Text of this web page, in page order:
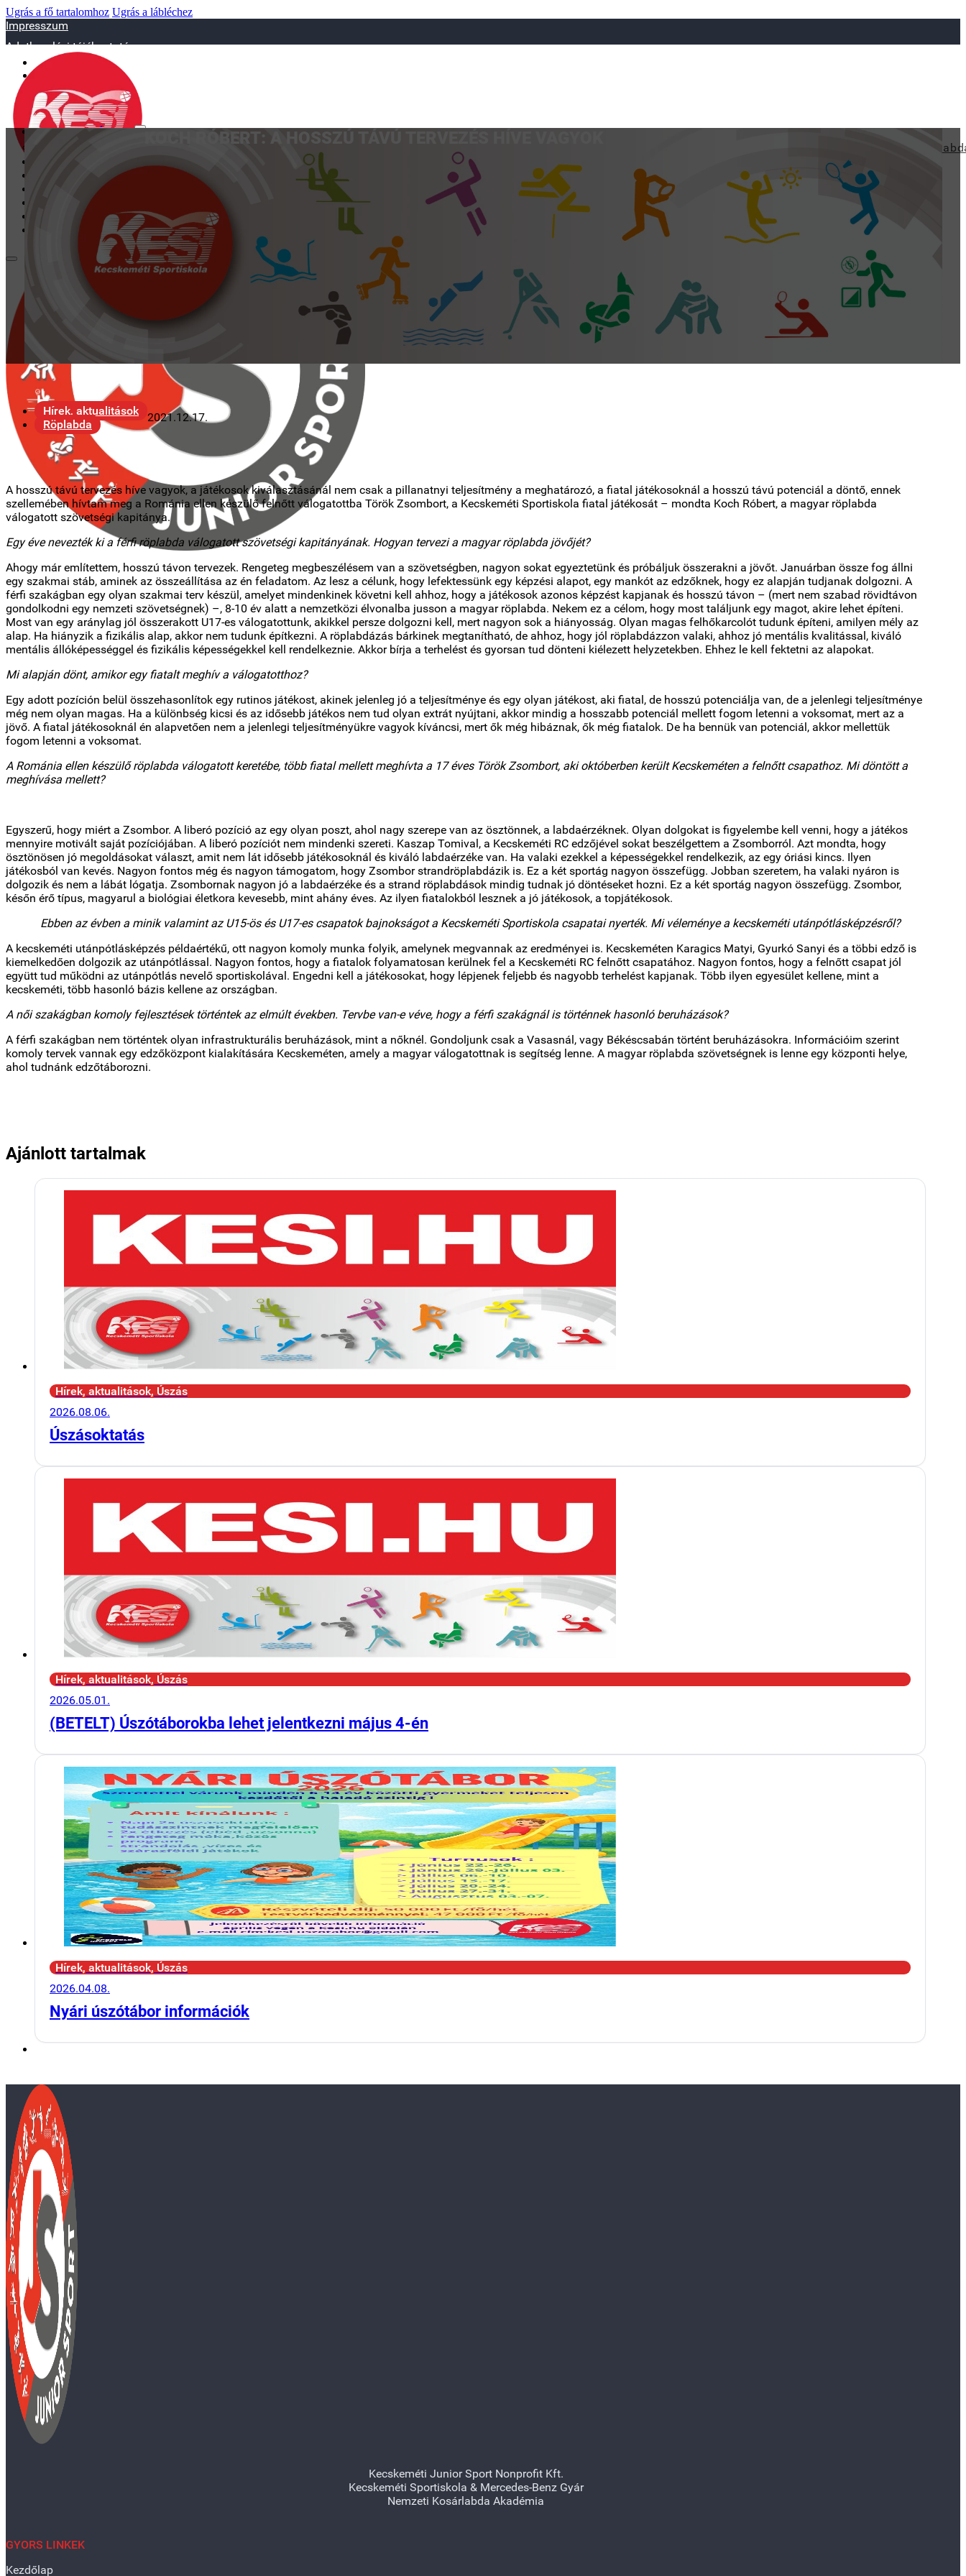
Ugrás a fő tartalomhoz Ugrás a lábléchez
Impresszum
Adatkezelési tájékoztató
sportiskola@juniorsportkft.hu
SZAKOSZTÁLYOK
KAPCSOLAT
KOCH RÓBERT: A HOSSZÚ TÁVÚ TERVEZÉS HÍVE VAGYOK
Hírek, aktualitások
Röplabda
2021.12.17.
A hosszú távú tervezés híve vagyok, a játékosok kiválasztásánál nem csak a pillanatnyi teljesítmény a meghatározó, a fiatal játékosoknál a hosszú távú potenciál a döntő, ennek
szellemében hívtam meg a Románia ellen készülő felnőtt válogatottba Török Zsombort, a Kecskeméti Sportiskola fiatal játékosát – mondta Koch Róbert, a magyar röplabda
válogatott szövetségi kapitánya.
Egy éve nevezték ki a férfi röplabda válogatott szövetségi kapitányának. Hogyan tervezi a magyar röplabda jövőjét?
Ahogy már említettem, hosszú távon tervezek. Rengeteg megbeszélésem van a szövetségben, nagyon sokat egyeztetünk és próbáljuk összerakni a jövőt. Januárban össze fog állni
egy szakmai stáb, aminek az összeállítása az én feladatom. Az lesz a célunk, hogy lefektessünk egy képzési alapot, egy mankót az edzőknek, hogy ez alapján tudjanak dolgozni. A
férfi szakágban egy olyan szakmai terv készül, amelyet mindenkinek követni kell ahhoz, hogy a játékosok azonos képzést kapjanak és hosszú távon – (mert nem szabad rövidtávon
gondolkodni egy nemzeti szövetségnek) –, 8-10 év alatt a nemzetközi élvonalba jusson a magyar röplabda. Nekem ez a célom, hogy most találjunk egy magot, akire lehet építeni.
Most van egy aránylag jól összerakott U17-es válogatottunk, akikkel persze dolgozni kell, mert nagyon sok a hiányosság. Olyan magas felhőkarcolót tudunk építeni, amilyen mély az
alap. Ha hiányzik a fizikális alap, akkor nem tudunk építkezni. A röplabdázás bárkinek megtanítható, de ahhoz, hogy jól röplabdázzon valaki, ahhoz jó mentális kvalitással, kiváló
mentális állóképességgel és fizikális képességekkel kell rendelkeznie. Akkor bírja a terhelést és gyorsan tud dönteni kiélezett helyzetekben. Ehhez le kell fektetni az alapokat.
Mi alapján dönt, amikor egy fiatalt meghív a válogatotthoz?
Egy adott pozíción belül összehasonlítok egy rutinos játékost, akinek jelenleg jó a teljesítménye és egy olyan játékost, aki fiatal, de hosszú potenciálja van, de a jelenlegi teljesítménye
még nem olyan magas. Ha a különbség kicsi és az idősebb játékos nem tud olyan extrát nyújtani, akkor mindig a hosszabb potenciál mellett fogom letenni a voksomat, mert az a
jövő. A fiatal játékosoknál én alapvetően nem a jelenlegi teljesítményükre vagyok kíváncsi, mert ők még hibáznak, ők még fiatalok. De ha bennük van potenciál, akkor mellettük
fogom letenni a voksomat.
A Románia ellen készülő röplabda válogatott keretébe, több fiatal mellett meghívta a 17 éves Török Zsombort, aki októberben került Kecskeméten a felnőtt csapathoz. Mi döntött a
meghívása mellett?
Egyszerű, hogy miért a Zsombor. A liberó pozíció az egy olyan poszt, ahol nagy szerepe van az ösztönnek, a labdaérzéknek. Olyan dolgokat is figyelembe kell venni, hogy a játékos
mennyire motivált saját pozíciójában. A liberó pozíciót nem mindenki szereti. Kaszap Tomival, a Kecskeméti RC edzőjével sokat beszélgettem a Zsomborról. Azt mondta, hogy
ösztönösen jó megoldásokat választ, amit nem lát idősebb játékosoknál és kiváló labdaérzéke van. Ha valaki ezekkel a képességekkel rendelkezik, az egy óriási kincs. Ilyen
játékosból van kevés. Nagyon fontos még és nagyon támogatom, hogy Zsombor strandröplabdázik is. Ez a két sportág nagyon összefügg. Jobban szeretem, ha valaki nyáron is
dolgozik és nem a lábát lógatja. Zsombornak nagyon jó a labdaérzéke és a strand röplabdások mindig tudnak jó döntéseket hozni. Ez a két sportág nagyon összefügg. Zsombor,
későn érő típus, magyarul a biológiai életkora kevesebb, mint ahány éves. Az ilyen fiatalokból lesznek a jó játékosok, a topjátékosok.
Ebben az évben a minik valamint az U15-ös és U17-es csapatok bajnokságot a Kecskeméti Sportiskola csapatai nyerték. Mi véleménye a kecskeméti utánpótlásképzésről?
A kecskeméti utánpótlásképzés példaértékű, ott nagyon komoly munka folyik, amelynek megvannak az eredményei is. Kecskeméten Karagics Matyi, Gyurkó Sanyi és a többi edző is
kiemelkedően dolgozik az utánpótlással. Nagyon fontos, hogy a fiatalok folyamatosan kerülnek fel a Kecskeméti RC felnőtt csapatához. Nagyon fontos, hogy a felnőtt csapat jól
együtt tud működni az utánpótlás nevelő sportiskolával. Engedni kell a játékosokat, hogy lépjenek feljebb és nagyobb terhelést kapjanak. Több ilyen egyesület kellene, mint a
kecskeméti, több hasonló bázis kellene az országban.
A női szakágban komoly fejlesztések történtek az elmúlt években. Tervbe van-e véve, hogy a férfi szakágnál is történnek hasonló beruházások?
A férfi szakágban nem történtek olyan infrastrukturális beruházások, mint a nőknél. Gondoljunk csak a Vasasnál, vagy Békéscsabán történt beruházásokra. Információim szerint
komoly tervek vannak egy edzőközpont kialakítására Kecskeméten, amely a magyar válogatottnak is segítség lenne. A magyar röplabda szövetségnek is lenne egy központi helye,
ahol tudnánk edzőtáborozni.
Ajánlott tartalmak
Hírek, aktualitások, Úszás
2026.08.06.
Úszásoktatás
Hírek, aktualitások, Úszás
2026.05.01.
(BETELT) Úszótáborokba lehet jelentkezni május 4-én
Hírek, aktualitások, Úszás
2026.04.08.
Nyári úszótábor információk
Kecskeméti Junior Sport Nonprofit Kft.
Kecskeméti Sportiskola & Mercedes-Benz Gyár
Nemzeti Kosárlabda Akadémia
GYORS LINKEK
Kezdőlap